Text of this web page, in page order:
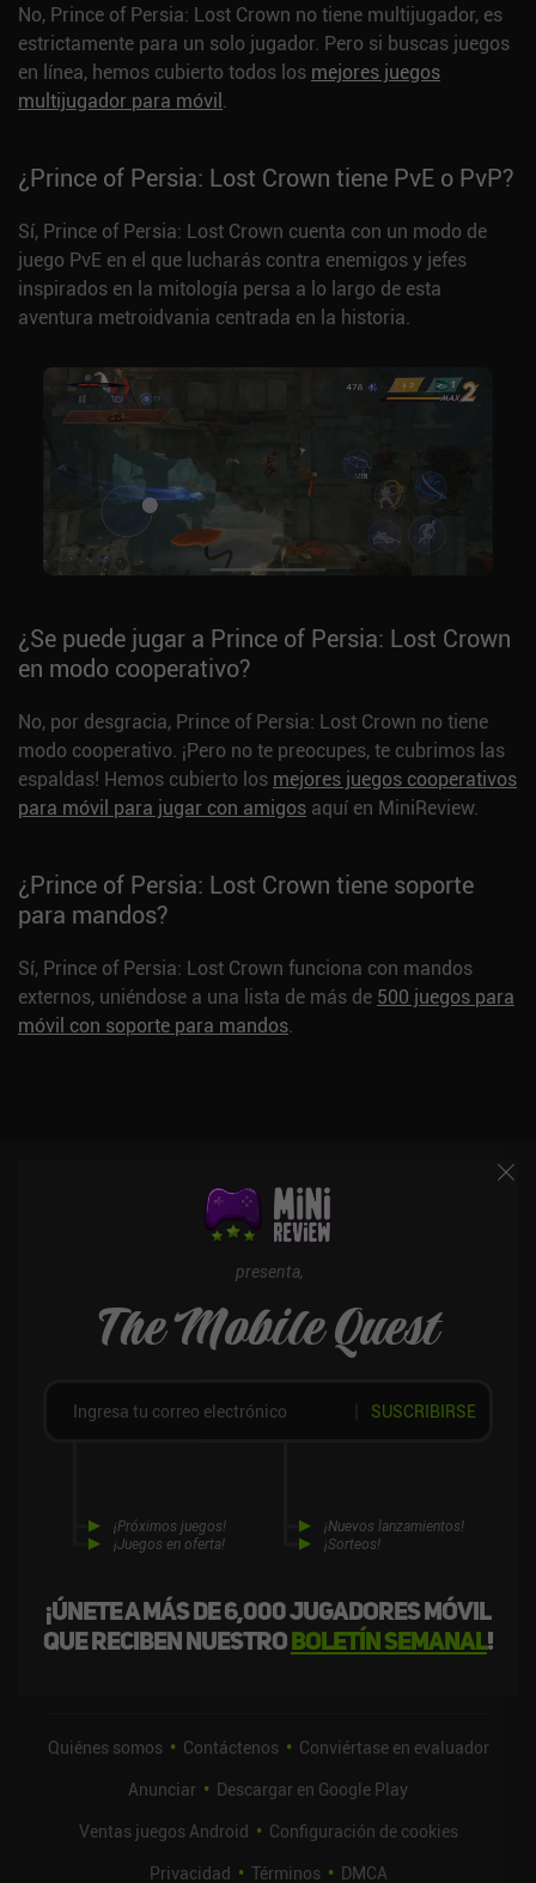
No, Prince of Persia: Lost Crown no tiene multijugador, es
estrictamente para un solo jugador. Pero si buscas juegos
en línea, hemos cubierto todos los mejores juegos
multijugador para móvil.
¿Prince of Persia: Lost Crown tiene PvE o PvP?
Sí, Prince of Persia: Lost Crown cuenta con un modo de
juego PvE en el que lucharás contra enemigos y jefes
inspirados en la mitología persa a lo largo de esta
aventura metroidvania centrada en la historia.
¿Se puede jugar a Prince of Persia: Lost Crown
en modo cooperativo?
No, por desgracia, Prince of Persia: Lost Crown no tiene
modo cooperativo. ¡Pero no te preocupes, te cubrimos las
espaldas! Hemos cubierto los mejores juegos cooperativos
para móvil para jugar con amigos aquí en MiniReview.
¿Prince of Persia: Lost Crown tiene soporte
para mandos?
Sí, Prince of Persia: Lost Crown funciona con mandos
externos, uniéndose a una lista de más de 500 juegos para
móvil con soporte para mandos.
presenta,
The Mobile Quest
¡Únete a más de 6,000 jugadores móvil
que reciben nuestroboletín semanal!
¡Próximos juegos!
¡Juegos en oferta!
¡Nuevos lanzamientos!
¡Sorteos!
SUSCRIBIRSE
Quiénes somos Contáctenos
Conviértase en evaluador
Anunciar
Descargar en Google Play
Ventas juegos Android
Configuración de cookies
Privacidad
Términos DMCA